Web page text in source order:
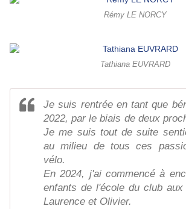
Rémy LE NORCY
Tathiana EUVRARD
Je suis rentrée en tant que
2022, par le biais de deux
Je me suis tout de suite
au milieu de tous ces
vélo.
En 2024, j'ai commencé à
enfants de l'école du club
Laurence et Olivier.